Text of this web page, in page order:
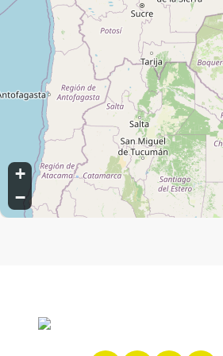
Medeiros, Jundiaí, São Paulo, Brasil
+
−